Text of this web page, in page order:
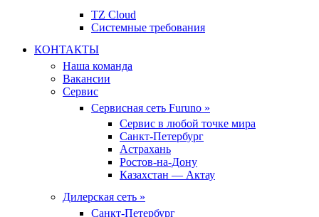
TZ Cloud
Системные требования
КОНТАКТЫ
Наша команда
Вакансии
Сервис
Сервисная сеть Furuno »
Сервис в любой точке мира
Санкт-Петербург
Астрахань
Ростов-на-Дону
Казахстан — Актау
Дилерская сеть »
Санкт-Петербург